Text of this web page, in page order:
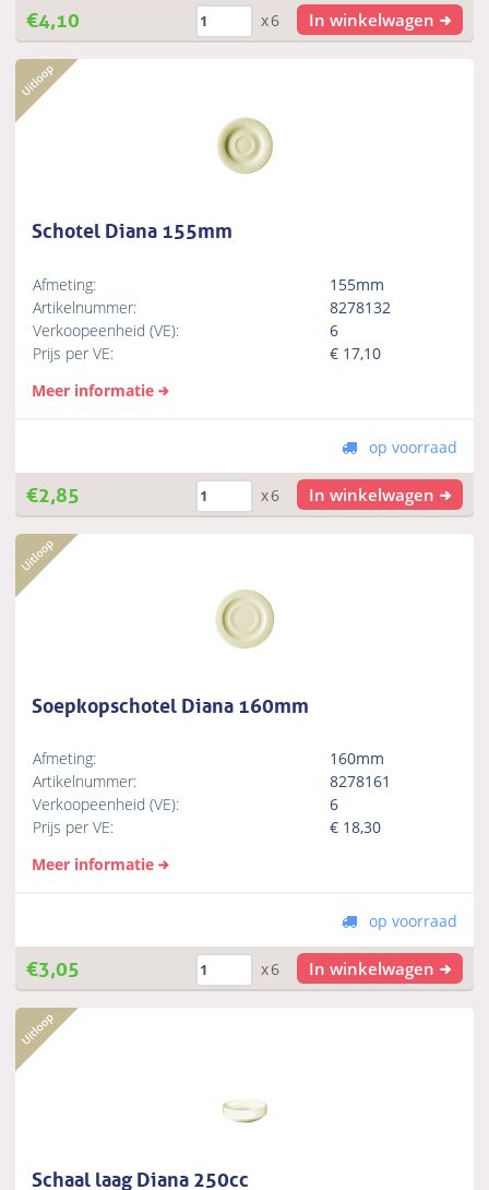
€4,10 x6 In winkelwagen
Schotel Diana 155mm
Afmeting:
155mm
Artikelnummer:
8278132
Verkoopeenheid (VE):
6
Prijs per VE:
€ 17,10
Meer informatie
op voorraad
€2,85 x6 In winkelwagen
Soepkopschotel Diana 160mm
Afmeting:
160mm
Artikelnummer:
8278161
Verkoopeenheid (VE):
6
Prijs per VE:
€ 18,30
Meer informatie
op voorraad
€3,05 x6 In winkelwagen
Schaal laag Diana 250cc